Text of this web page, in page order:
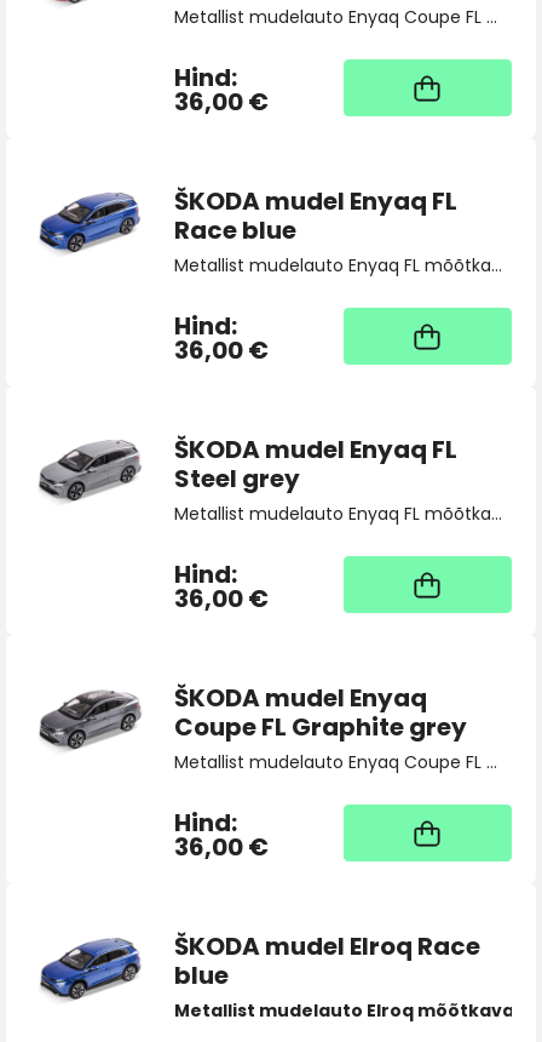
Metallist mudelauto Enyaq Coupe FL mõõtkavas 1:43.
Hind:
36,00 €
Kaup tootja laos, tarne
üldjuhul 4 tööpäeva
ŠKODA mudel Enyaq FL
Race blue
Metallist mudelauto Enyaq FL mõõtkavas 1:43.
Hind:
36,00 €
Kaup tootja laos, tarne
üldjuhul 4 tööpäeva
ŠKODA mudel Enyaq FL
Steel grey
Metallist mudelauto Enyaq FL mõõtkavas 1:43.
Hind:
36,00 €
Kaup tootja laos, tarne
üldjuhul 4 tööpäeva
ŠKODA mudel Enyaq
Coupe FL Graphite grey
Metallist mudelauto Enyaq Coupe FL mõõtkavas 1:43.
Hind:
36,00 €
Kaup tootja laos, tarne
üldjuhul 4 tööpäeva
ŠKODA mudel Elroq Race
blue
Metallist mudelauto Elroq mõõtkavas